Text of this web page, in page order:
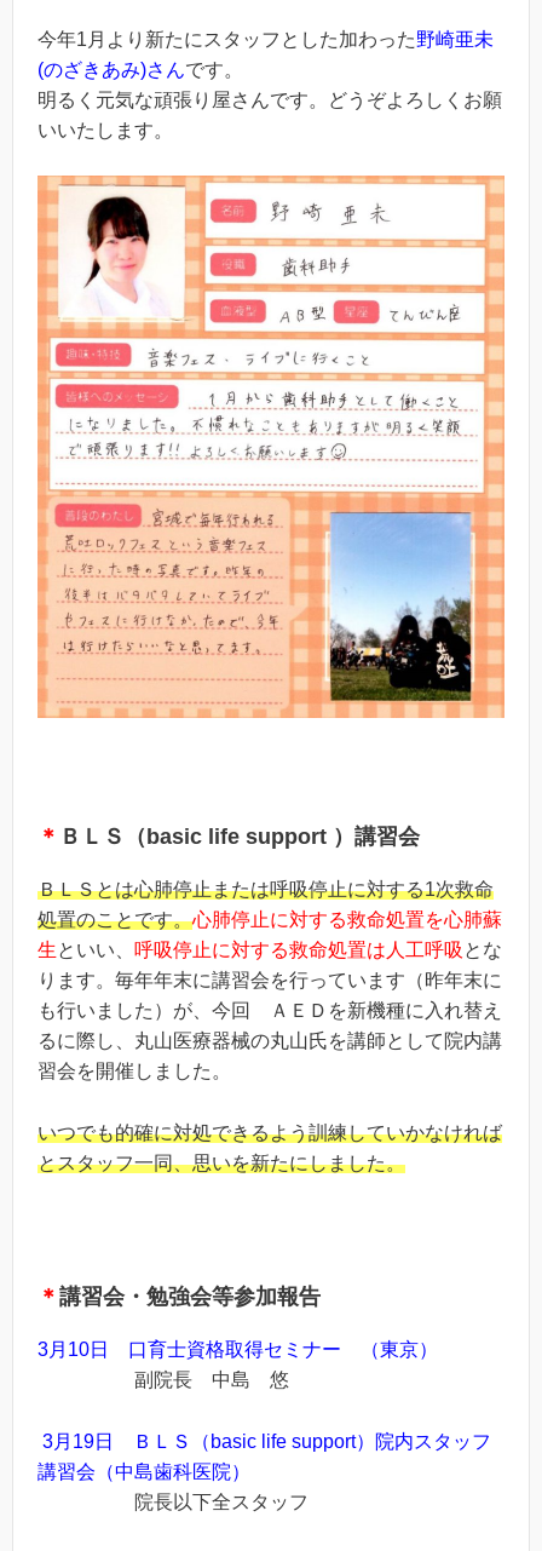
今年1月より新たにスタッフとした加わった野崎亜未
(のざきあみ)さんです。
明るく元気な頑張り屋さんです。どうぞよろしくお願
いいたします。
＊ ＢＬＳ（basic life support ）講習会
ＢＬＳとは心肺停止または呼吸停止に対する1次救命
処置のことです。心肺停止に対する救命処置を心肺蘇
生といい、 呼吸停止に対する救命処置は人工呼吸 とな
ります。毎年年末に講習会を行っています（昨年末に
も行いました）が、今回 ＡＥＤを新機種に入れ替え
るに際し、丸山医療器械の丸山氏を講師として院内講
習会を開催しました。
いつでも的確に対処できるよう訓練していかなければ
とスタッフ一同、思いを新たにしました。
＊ 講習会・勉強会等参加報告
3月10日 口育士資格取得セミナー （東京）
副院長 中島 悠
3月19日 ＢＬＳ（basic life support）院内スタッフ
講習会（中島歯科医院）
院長以下全スタッフ